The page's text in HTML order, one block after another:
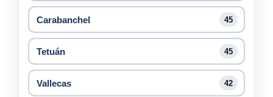
Carabanchel 45
Tetuán 45
Vallecas 42